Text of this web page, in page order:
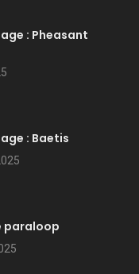
: Pheasant
: Baetis
paraloop